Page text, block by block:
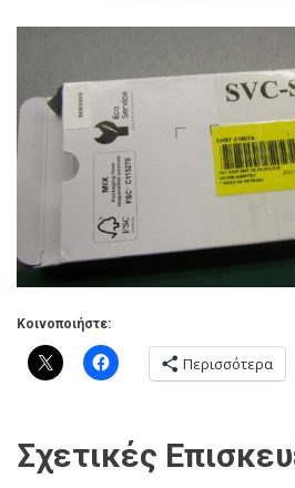
Κοινοποιήστε:
Περισσότερα
Σχετικές